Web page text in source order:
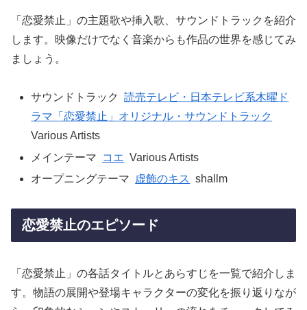
「恋愛禁止」の主題歌や挿入歌、サウンドトラックを紹介
します。映像だけでなく音楽からも作品の世界を感じてみ
ましょう。
サウンドトラック
読売テレビ・日本テレビ系木曜ド
ラマ「恋愛禁止」オリジナル・サウンドトラック
Various Artists
メインテーマ
コエ Various Artists
オープニングテーマ
虚飾のキス shallm
恋愛禁止のエピソード
「恋愛禁止」の各話タイトルとあらすじを一覧で紹介しま
す。物語の展開や登場キャラクターの変化を振り返りなが